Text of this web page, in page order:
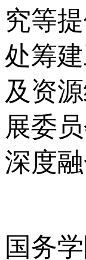
究等
处筹
及资
展委
深度
国务